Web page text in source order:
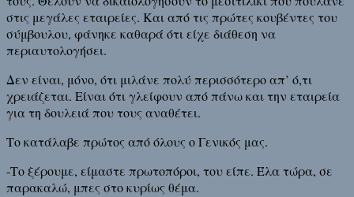
στις μεγάλες εταιρείες. Και από τις πρώτες κουβέντες του
σύμβουλου, φάνηκε καθαρά ότι είχε διάθεση να
περιαυτολογήσει.
Δεν είναι, μόνο, ότι μιλάνε πολύ περισσότερο απ’ ό,τι
χρειάζεται. Είναι ότι γλείφουν από πάνω και την εταιρεία
για τη δουλειά που τους αναθέτει.
Το κατάλαβε πρώτος από όλους ο Γενικός μας.
-Το ξέρουμε, είμαστε πρωτοπόροι, του είπε. Έλα τώρα, σε
παρακαλώ, μπες στο κυρίως θέμα.